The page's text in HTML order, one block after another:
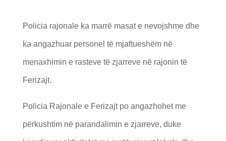
Policia rajonale ka marrë masat e nevojshme dhe
ka angazhuar personel të mjaftueshëm në
menaxhimin e rasteve të zjarreve në rajonin të
Ferizajt.
Policia Rajonale e Ferizajt po angazhohet me
përkushtim në parandalimin e zjarreve, duke